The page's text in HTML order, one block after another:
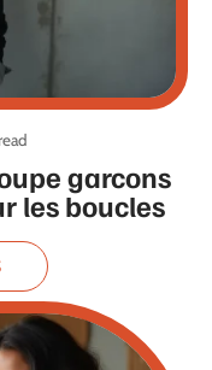
garcons
les boucles